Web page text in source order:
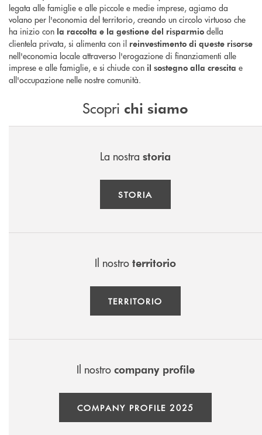
legata alle famiglie e alle piccole e medie imprese, agiamo da
volano per l'economia del territorio, creando un circolo virtuoso che
ha inizio con la raccolta e la gestione del risparmio della
clientela privata, si alimenta con il reinvestimento di queste risorse
nell'economia locale attraverso l'erogazione di finanziamenti alle
imprese e alle famiglie, e si chiude con il sostegno alla crescita e
all'occupazione nelle nostre comunità.
Scopri chi siamo
La nostra storia
STORIA
Il nostro territorio
TERRITORIO
Il nostro company profile
COMPANY PROFILE 2025